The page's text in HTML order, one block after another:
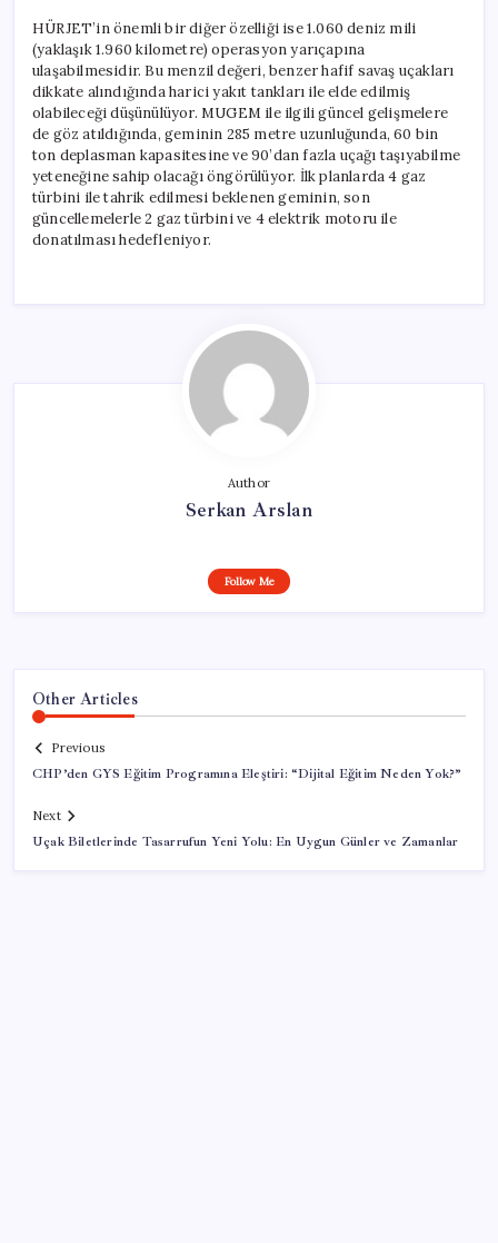
HÜRJET’in önemli bir diğer özelliği ise 1.060 deniz mili
(yaklaşık 1.960 kilometre) operasyon yarıçapına
ulaşabilmesidir. Bu menzil değeri, benzer hafif savaş uçakları
dikkate alındığında harici yakıt tankları ile elde edilmiş
olabileceği düşünülüyor. MUGEM ile ilgili güncel gelişmelere
de göz atıldığında, geminin 285 metre uzunluğunda, 60 bin
ton deplasman kapasitesine ve 90’dan fazla uçağı taşıyabilme
yeteneğine sahip olacağı öngörülüyor. İlk planlarda 4 gaz
türbini ile tahrik edilmesi beklenen geminin, son
güncellemelerle 2 gaz türbini ve 4 elektrik motoru ile
donatılması hedefleniyor.
Author
Serkan Arslan
Follow Me
Other Articles
Previous
CHP’den GYS Eğitim Programına Eleştiri: “Dijital Eğitim Neden Yok?”
Next
Uçak Biletlerinde Tasarrufun Yeni Yolu: En Uygun Günler ve Zamanlar